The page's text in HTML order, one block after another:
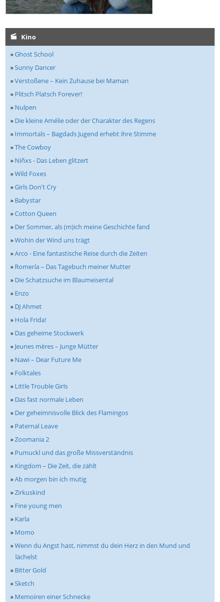
Kino
»Ghost School
»Sunny Dancer
»Verstoßene – Kein Zuhause bei Maman
» Plitsch Platsch Forever!
» Nulpen
» Die kleine Amélie oder der Charakter des Regens
» Immortals – Bagdads Jugend erhebt ihre Stimme
»The Cowboy
» Niñxs - Das Leben glitzert
»Wild Foxes
»Girls Don't Cry
» Babystar
»Cotton Queen
» Der Sommer, als (m)ich meine Geschichte fand
»Wohin der Wind uns trägt
»Arco - Eine fantastische Reise durch die Zeiten
» Romería – Das Tagebuch meiner Mutter
» Die Schatzsuche im Blaumeisental
» Enzo
» DJ Ahmet
» Hola Frida!
» Das geheime Stockwerk
» Jeunes mères – Junge Mütter
» Nawi – Dear Future Me
» Folktales
» Little Trouble Girls
» Das fast normale Leben
» Der geheimnisvolle Blick des Flamingos
» Paternal Leave
»Zoomania 2
» Pumuckl und das große Missverständnis
» Kingdom – Die Zeit, die zählt
»Ab morgen bin ich mutig
»Zirkuskind
» Fine young men
» Karla
» Momo
»Wenn du Angst hast, nimmst du dein Herz in den Mund und
lächelst
» Bitter Gold
»Sketch
» Memoiren einer Schnecke